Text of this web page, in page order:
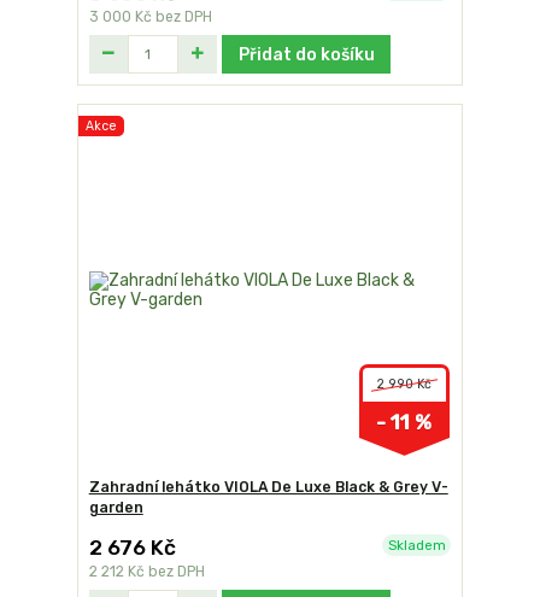
3 000 Kč bez DPH
Přidat do košíku
Akce
2 990 Kč
- 11 %
Zahradní lehátko VIOLA De Luxe Black & Grey V-
garden
2 676 Kč
2 212 Kč bez DPH
Skladem